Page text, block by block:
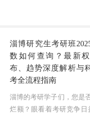
淄博研究生考研班
数如何查询？最新
布、趋势深度解析与
考全流程指南
淄博的考研学子们，您是
烂额？眼看着考研竞争日
模？担心选错机构影响复